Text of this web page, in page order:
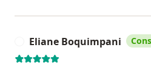
Eliane Boquimpani